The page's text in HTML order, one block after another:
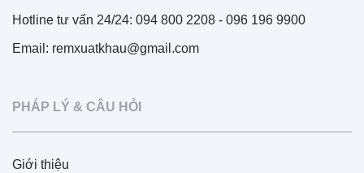
Hotline tư vấn 24/24: 094 800 2208 - 096 196 9900
Email: remxuatkhau@gmail.com
PHÁP LÝ & CÂU HỎI
Giới thiệu